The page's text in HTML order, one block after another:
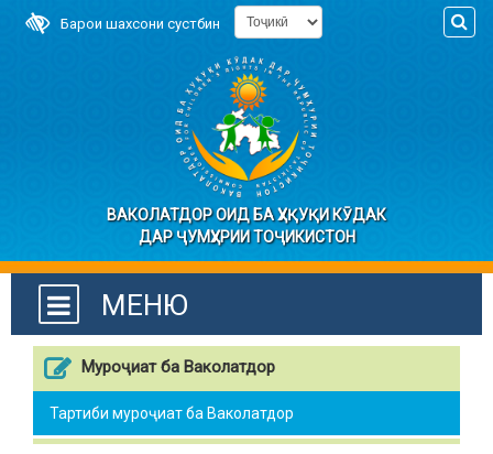
Барои шахсони сустбин
ВАКОЛАТДОР ОИД БА ҲУҚУҚИ КӮДАК
ДАР ҶУМҲУРИИ ТОҶИКИСТОН
МЕНЮ
Муроҷиат ба Ваколатдор
Тартиби муроҷиат ба Ваколатдор